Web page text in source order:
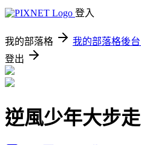
登入
我的部落格 我的部落格後台
登出
逆風少年大步走